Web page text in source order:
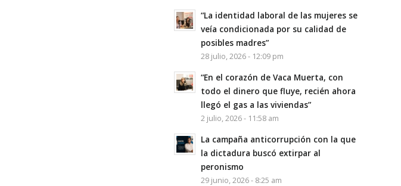
“La identidad laboral de las mujeres se
veía condicionada por su calidad de
posibles madres”
28 julio, 2026 - 12:09 pm
“En el corazón de Vaca Muerta, con
todo el dinero que fluye, recién ahora
llegó el gas a las viviendas”
2 julio, 2026 - 11:58 am
La campaña anticorrupción con la que
la dictadura buscó extirpar al
peronismo
29 junio, 2026 - 8:25 am